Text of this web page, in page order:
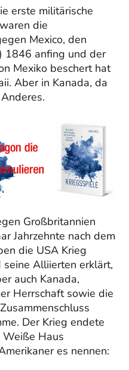
erste militärische
die
Mexico, den
1846 anfing und der
Mexiko beschert hat
Aber in Kanada, da
Großbritannien
Jahrzehnte nach dem
die USA Krieg
Alliierten erklärt,
auch Kanada,
Herrschaft sowie die
Der Krieg endete
Haus
es nennen: